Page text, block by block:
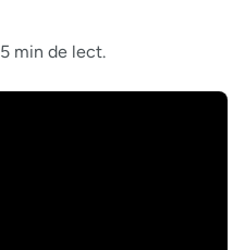
5 min de lect.